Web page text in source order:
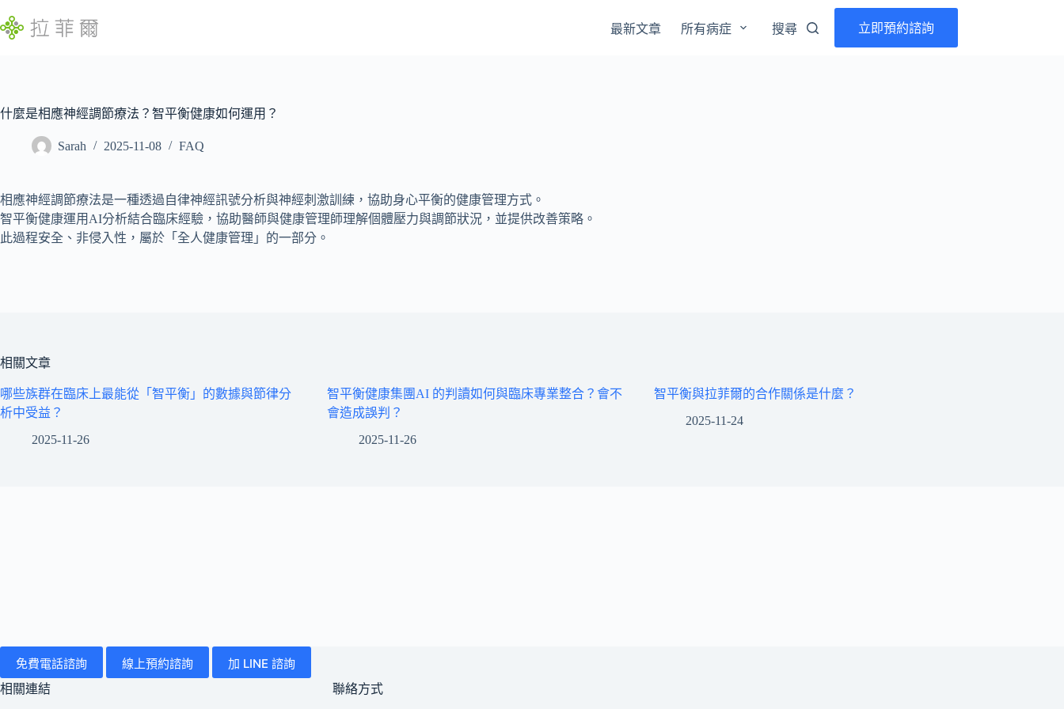
至
容
不
件
的
結
最新文章 所有病症 搜尋 立即預約諮詢
什麼是相應神經調節療法？智平衡健康如何運用？
Sarah 2025-11-08 FAQ
相應神經調節療法是一種透過自律神經訊號分析與神經刺激訓練，協助身心平衡的健康管理方式。
智平衡健康運用AI分析結合臨床經驗，協助醫師與健康管理師理解個體壓力與調節狀況，並提供改善策略。
此過程安全、非侵入性，屬於「全人健康管理」的一部分。
相關文章
哪些族群在臨床上最能從「智平衡」的數據與節律分
析中受益？
2025-11-26
智平衡健康集團AI 的判讀如何與臨床專業整合？會不
會造成誤判？
2025-11-26
智平衡與拉菲爾的合作關係是什麼？
2025-11-24
免費電話諮詢 線上預約諮詢 加 LINE 諮詢
相關連結 聯絡方式